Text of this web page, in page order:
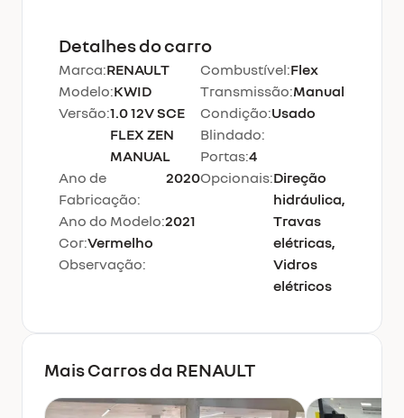
Detalhes do carro
Marca:RENAULT
Modelo:KWID
Versão:1.0 12V SCE
FLEX ZEN
MANUAL
Ano de
Fabricação:
2020
Ano do Modelo:2021
Cor:Vermelho
Observação:
Combustível:Flex
Transmissão:Manual
Condição:Usado
Blindado:
Portas:4
Opcionais:Direção
hidráulica,
Travas
elétricas,
Vidros
elétricos
Mais Carros da RENAULT